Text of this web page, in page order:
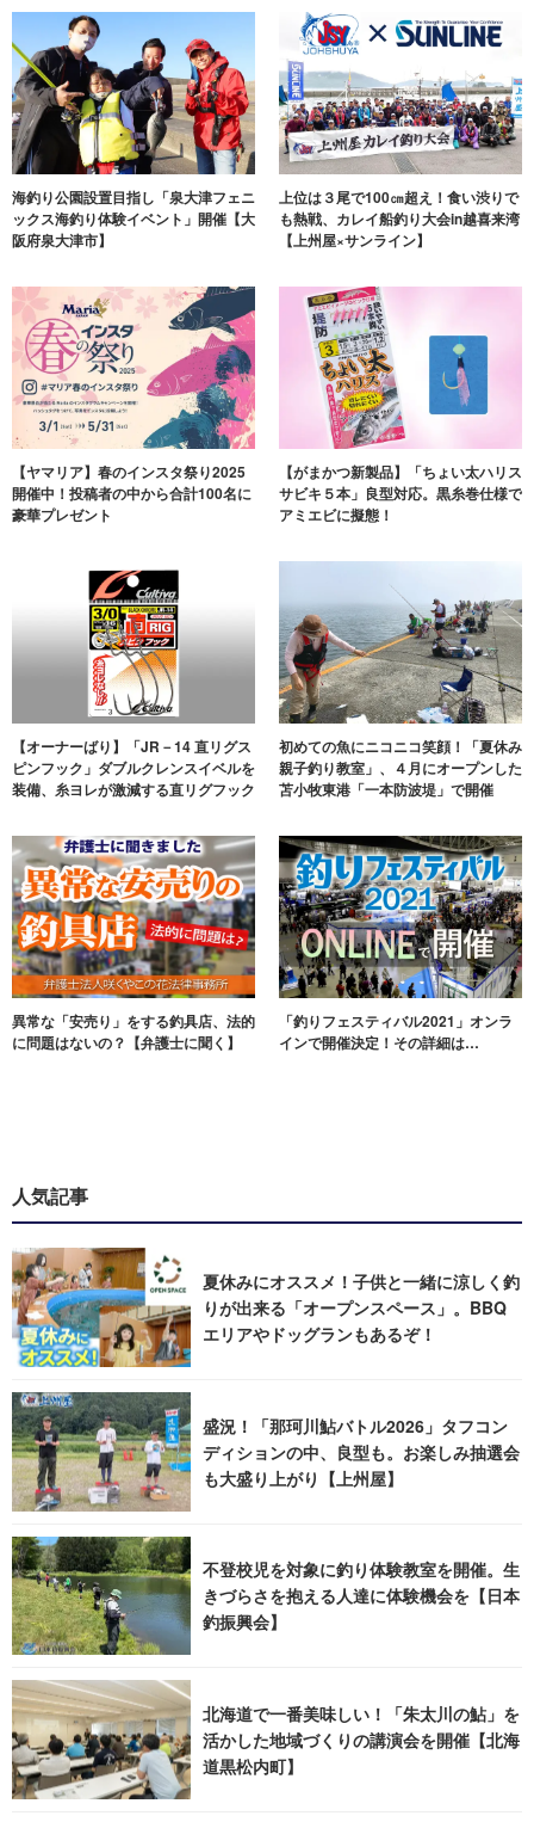
海釣り公園設置目指し「泉大津フェニ
ックス海釣り体験イベント」開催【大
阪府泉大津市】
上位は３尾で100㎝超え！食い渋りで
も熱戦、カレイ船釣り大会in越喜来湾
【上州屋×サンライン】
【ヤマリア】春のインスタ祭り2025
開催中！投稿者の中から合計100名に
豪華プレゼント
【がまかつ新製品】「ちょい太ハリス
サビキ５本」良型対応。黒糸巻仕様で
アミエビに擬態！
【オーナーばり】「JR－14 直リグス
ピンフック」ダブルクレンスイベルを
装備、糸ヨレが激減する直リグフック
初めての魚にニコニコ笑顔！「夏休み
親子釣り教室」、４月にオープンした
苫小牧東港「一本防波堤」で開催
異常な「安売り」をする釣具店、法的
に問題はないの？【弁護士に聞く】
「釣りフェスティバル2021」オンラ
インで開催決定！その詳細は…
人気記事
夏休みにオススメ！子供と一緒に涼しく釣
りが出来る「オープンスペース」。BBQ
エリアやドッグランもあるぞ！
盛況！「那珂川鮎バトル2026」タフコン
ディションの中、良型も。お楽しみ抽選会
も大盛り上がり【上州屋】
不登校児を対象に釣り体験教室を開催。生
きづらさを抱える人達に体験機会を【日本
釣振興会】
北海道で一番美味しい！「朱太川の鮎」を
活かした地域づくりの講演会を開催【北海
道黒松内町】